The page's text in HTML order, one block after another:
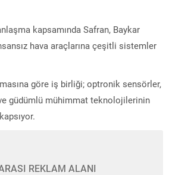
kapsamında Safran, Baykar
hava araçlarına çeşitli sistemler
göre iş birliği; optronik sensörler,
güdümlü mühimmat teknolojilerinin
REKLAM ALANI